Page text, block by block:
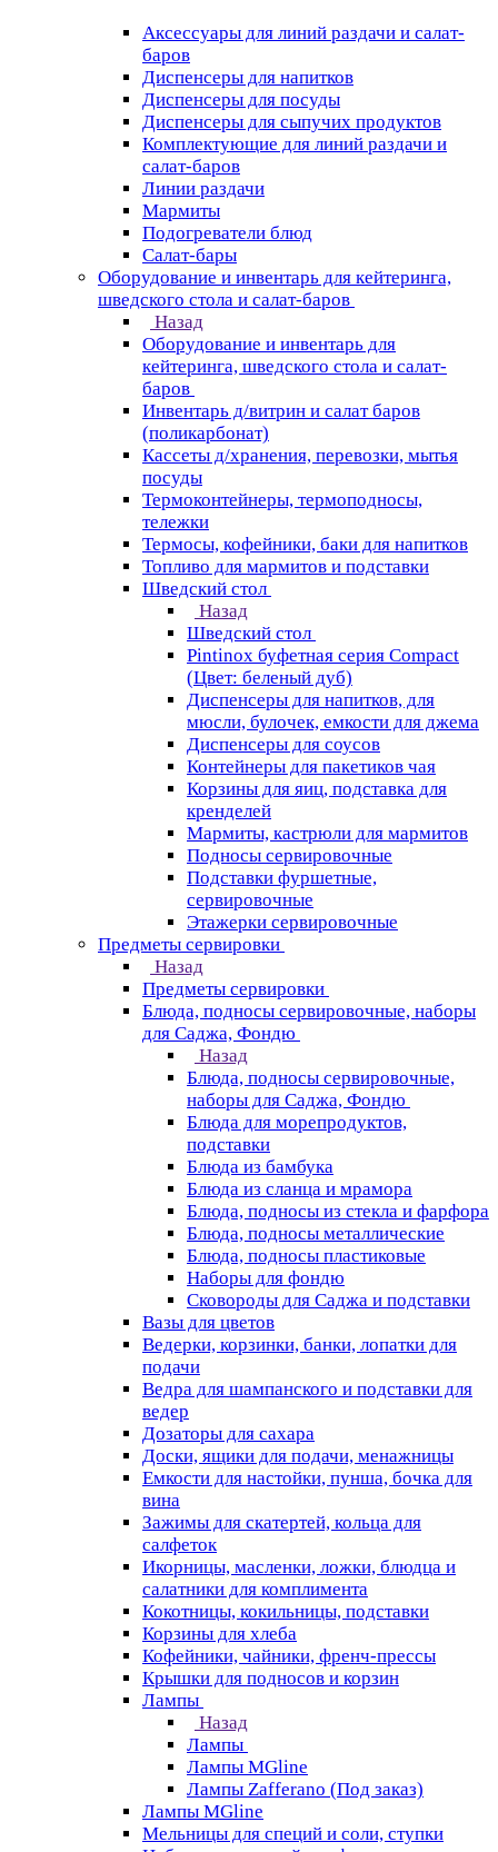
Аксессуары для линий раздачи и салат-
баров
Диспенсеры для напитков
Диспенсеры для посуды
Диспенсеры для сыпучих продуктов
Комплектующие для линий раздачи и
салат-баров
Линии раздачи
Мармиты
Подогреватели блюд
Салат-бары
Оборудование и инвентарь для кейтеринга,
шведского стола и салат-баров
Назад
Оборудование и инвентарь для
кейтеринга, шведского стола и салат-
баров
Инвентарь д/витрин и салат баров
(поликарбонат)
Кассеты д/хранения, перевозки, мытья
посуды
Термоконтейнеры, термоподносы,
тележки
Термосы, кофейники, баки для напитков
Топливо для мармитов и подставки
Шведский стол
Назад
Шведский стол
Pintinox буфетная серия Compact
(Цвет: беленый дуб)
Диспенсеры для напитков, для
мюсли, булочек, емкости для джема
Диспенсеры для соусов
Контейнеры для пакетиков чая
Корзины для яиц, подставка для
кренделей
Мармиты, кастрюли для мармитов
Подносы сервировочные
Подставки фуршетные,
сервировочные
Этажерки сервировочные
Предметы сервировки
Назад
Предметы сервировки
Блюда, подносы сервировочные, наборы
для Саджа, Фондю
Назад
Блюда, подносы сервировочные,
наборы для Саджа, Фондю
Блюда для морепродуктов,
подставки
Блюда из бамбука
Блюда из сланца и мрамора
Блюда, подносы из стекла и фарфора
Блюда, подносы металлические
Блюда, подносы пластиковые
Наборы для фондю
Сковороды для Саджа и подставки
Вазы для цветов
Ведерки, корзинки, банки, лопатки для
подачи
Ведра для шампанского и подставки для
ведер
Дозаторы для сахара
Доски, ящики для подачи, менажницы
Емкости для настойки, пунша, бочка для
вина
Зажимы для скатертей, кольца для
салфеток
Икорницы, масленки, ложки, блюдца и
салатники для комплимента
Кокотницы, кокильницы, подставки
Корзины для хлеба
Кофейники, чайники, френч-прессы
Крышки для подносов и корзин
Лампы
Назад
Лампы
Лампы MGline
Лампы Zafferano (Под заказ)
Лампы MGline
Мельницы для специй и соли, ступки